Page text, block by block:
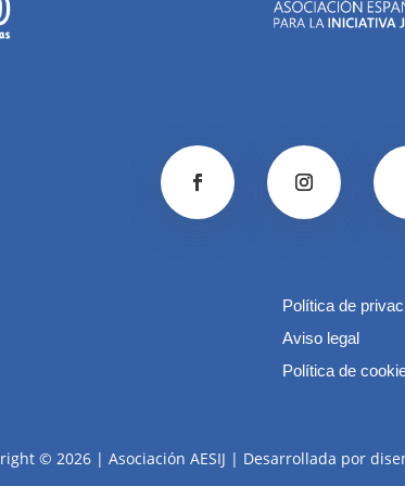
Política de
Aviso legal
Política de
© 2026 | Asociación AESIJ | Desarrollada por